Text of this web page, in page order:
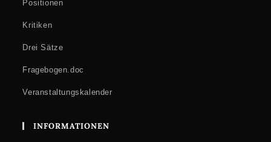
Positionen
Kritiken
Drei Sätze
Fragebogen.doc
Veranstaltungskalender
INFORMATIONEN